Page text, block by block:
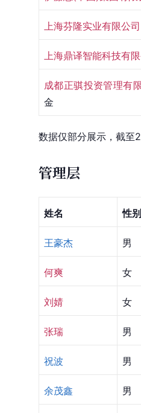
上海芬隆实业有限公司
上海鼎译智能科技有
成都正骐投资管理有
金
数据仅部分展示，截至
管理层
姓名 性别
王豪杰 男
何爽 女
刘婧 女
张瑞 男
祝波 男
余茂鑫 男